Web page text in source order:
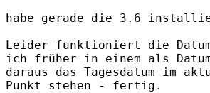
habe gerade die 3.6
Leider funktioniert die
ich früher in einem als
daraus das Tagesdatum im
Punkt stehen - fertig.